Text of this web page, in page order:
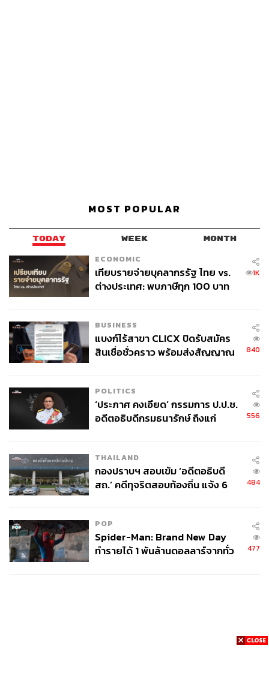
MOST POPULAR
TODAY WEEK MONTH
ECONOMIC
เทียบรายจ่ายบุคลากรรัฐ ไทย vs.
ต่างประเทศ: พบภาษีทุก 100 บาท
1K
BUSINESS
แบงก์ไร้สาขา CLICX ปิดรับสมัคร
สินเชื่อชั่วคราว พร้อมส่งสัญญาณ
840
POLITICS
‘ประภาศ คงเอียด’ กรรมการ ป.ป.ช.
อดีตอธิบดีกรมธนารักษ์ ถึงแก่
556
THAILAND
กองปราบฯ สอบเข้ม ‘อดีตอธิบดี
สถ.’ คดีทุจริตสอบท้องถิ่น แจ้ง 6
484
POP
Spider-Man: Brand New Day
ทำรายได้ 1 พันล้านดอลลาร์จากทั่ว
477